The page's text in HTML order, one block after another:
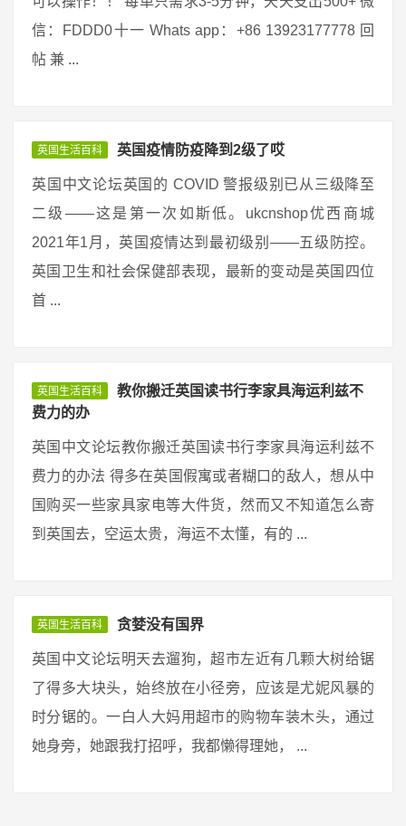
信：FDDD0十一 Whats app：+86 13923177778 回
帖 兼 ...
英国生活百科 英国疫情防疫降到2级了哎
英国中文论坛英国的 COVID 警报级别已从三级降至
二级——这是第一次如斯低。ukcnshop优西商城
2021年1月，英国疫情达到最初级别——五级防控。
英国卫生和社会保健部表现，最新的变动是英国四位
首 ...
英国生活百科
教你搬迁英国读书行李家具海运利兹不
费力的办
英国中文论坛教你搬迁英国读书行李家具海运利兹不
费力的办法 得多在英国假寓或者糊口的敌人，想从中
国购买一些家具家电等大件货，然而又不知道怎么寄
到英国去，空运太贵，海运不太懂，有的 ...
英国生活百科 贪婪没有国界
英国中文论坛明天去遛狗，超市左近有几颗大树给锯
了得多大块头，始终放在小径旁，应该是尤妮风暴的
时分锯的。一白人大妈用超市的购物车装木头，通过
她身旁，她跟我打招呼，我都懒得理她， ...